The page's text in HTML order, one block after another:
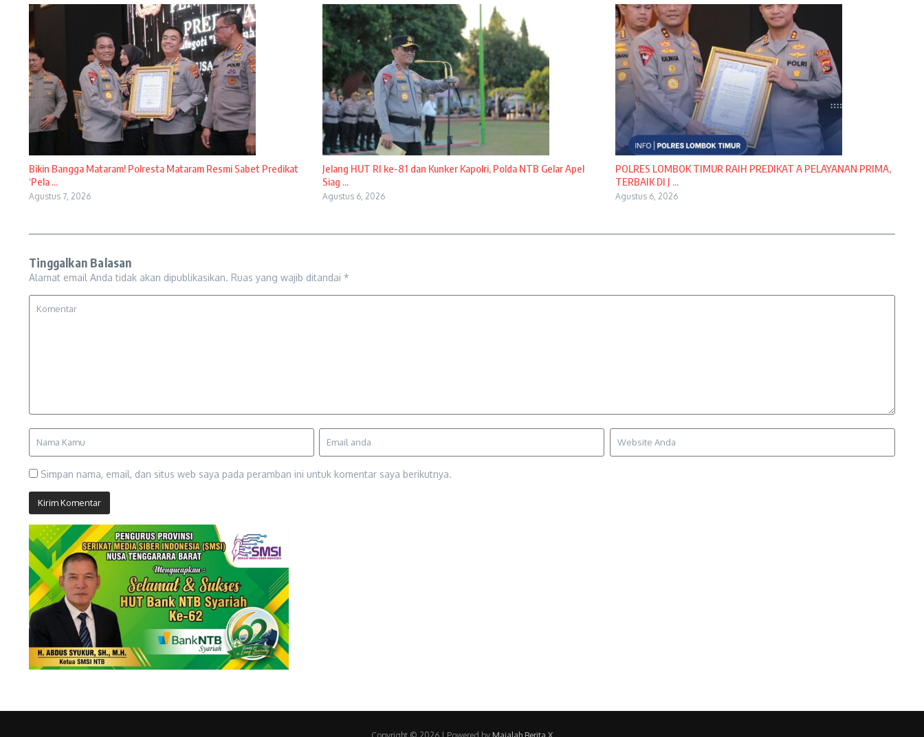
Bikin Bangga Mataram! Polresta Mataram Resmi Sabet Predikat
‘Pela ...
Agustus 7, 2026
Jelang HUT RI ke-81 dan Kunker Kapolri, Polda NTB Gelar Apel
Siag ...
Agustus 6, 2026
POLRES LOMBOK TIMUR RAIH PREDIKAT A PELAYANAN PRIMA,
TERBAIK DI J ...
Agustus 6, 2026
Tinggalkan Balasan
Alamat email Anda tidak akan dipublikasikan. Ruas yang wajib ditandai *
Simpan nama, email, dan situs web saya pada peramban ini untuk komentar saya berikutnya.